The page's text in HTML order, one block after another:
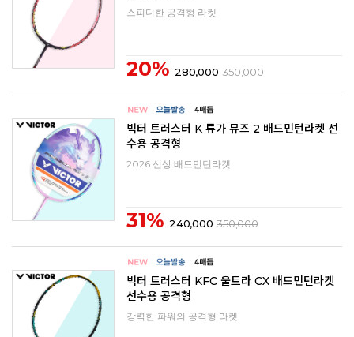
스피디한 공격형 라켓
20% 280,000 350,000
빅터 트러스터 K 류가 뮤즈 2 배드민턴라켓 선
수용 공격형
2026 신상 배드민턴라켓
31% 240,000 350,000
빅터 트러스터 KFC 울트라 CX 배드민턴라켓
선수용 공격형
강력한 파워의 공격형 라켓